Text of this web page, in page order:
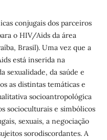
conjugais dos parceiros
o HIV/Aids da área
Brasil). Uma vez que a
está inserida na
sexualidade, da saúde e
as distintas temáticas e
socioantropológica
socioculturais e simbólicos
sexuais, a negociação
sorodiscordantes. A